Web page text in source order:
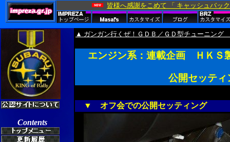
▲ ガンガン行くぜ！ＧＤＢ／ＧＤ型チューニング
エンジン系：連載企画 ＨＫ
公開セッテ
▼ オフ会での公開セッティング